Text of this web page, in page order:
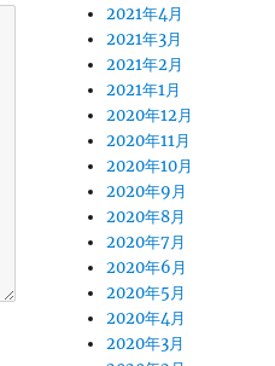
2021年4月
2021年3月
2021年2月
2021年1月
2020年12月
2020年11月
2020年10月
2020年9月
2020年8月
2020年7月
2020年6月
2020年5月
2020年4月
2020年3月